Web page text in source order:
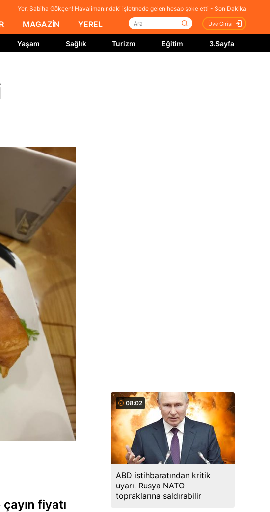
Yer: Sabiha Gökçen! Havalimanındaki işletmede gelen hesap şoke etti - Son Dakika
MAGAZİN YEREL Üye Girişi
Yaşam Sağlık Turizm Eğitim 3.Sayfa
fiyatı
08:02
ABD istihbaratından kritik
uyarı: Rusya NATO
topraklarına saldırabilir